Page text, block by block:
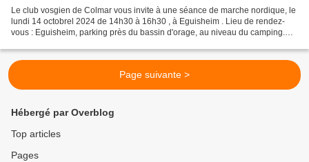
Le club vosgien de Colmar vous invite à une séance de marche nordique, le
lundi 14 octobrel 2024 de 14h30 à 16h30 , à Eguisheim . Lieu de rendez-
vous : Eguisheim, parking près du bassin d'orage, au niveau du camping.
Page suivante >
Hébergé par Overblog
Top articles
Pages